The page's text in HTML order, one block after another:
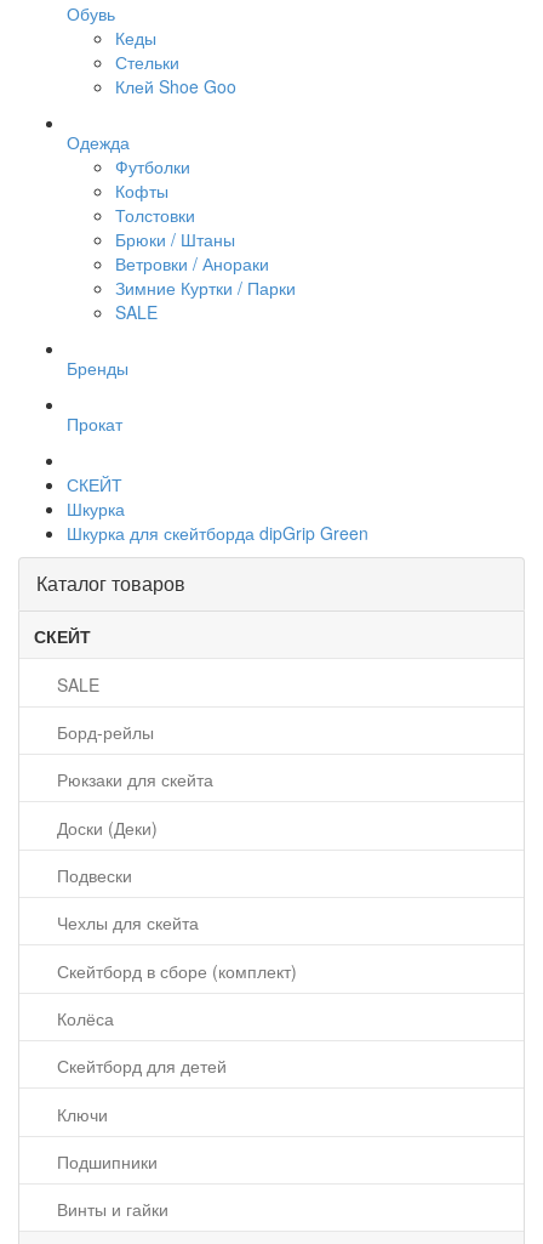
Обувь
Кеды
Стельки
Клей Shoe Goo
Одежда
Футболки
Кофты
Толстовки
Брюки / Штаны
Ветровки / Анораки
Зимние Куртки / Парки
SALE
Бренды
Прокат
СКЕЙТ
Шкурка
Шкурка для скейтборда dipGrip Green
Каталог товаров
СКЕЙТ
SALE
Борд-рейлы
Рюкзаки для скейта
Доски (Деки)
Подвески
Чехлы для скейта
Скейтборд в сборе (комплект)
Колёса
Скейтборд для детей
Ключи
Подшипники
Винты и гайки